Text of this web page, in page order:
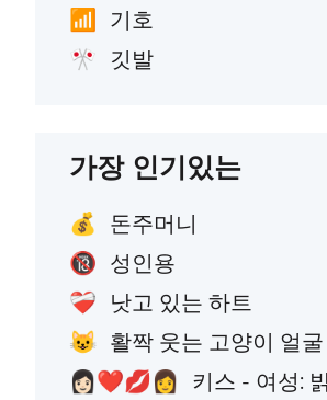
📶 기호
🎌 깃발
가장 인기있는
💰 돈주머니
🔞 성인용
❤️‍🩹 낫고 있는 하트
😺 활짝 웃는 고양이 얼굴
👩🏻‍❤️‍💋‍👩
키스 - 여성: